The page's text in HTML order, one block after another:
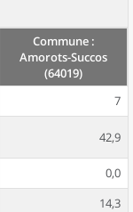
Commune :
Amorots-Succos
(64019)
7
42,9
0,0
14,3